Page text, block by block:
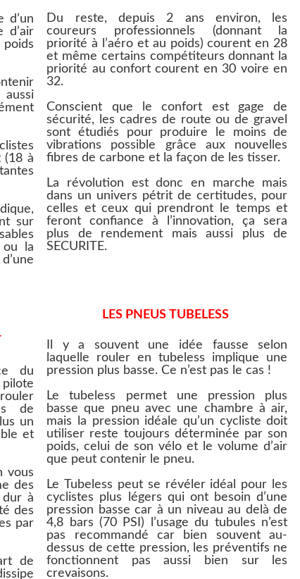
d’un
d’air
poids
(18 à
sur
ou la
du
de
un
et
vous
des
dur à
des
par
de
Du reste, depuis 2 ans environ, les
coureurs professionnels (donnant la
priorité à l’aéro et au poids) courent en 28
et même certains compétiteurs donnant la
priorité au confort courent en 30 voire en
32.
Conscient que le confort est gage de
sécurité, les cadres de route ou de gravel
sont étudiés pour produire le moins de
vibrations possible grâce aux nouvelles
ﬁbres de carbone et la façon de les tisser.
La révolution est donc en marche mais
dans un univers pétrit de certitudes, pour
celles et ceux qui prendront le temps et
feront conﬁance à l’innovation, ça sera
plus de rendement mais aussi plus de
SECURITE.
LES PNEUS TUBELESS
Il y a souvent une idée fausse selon
laquelle rouler en tubeless implique une
pression plus basse. Ce n’est pas le cas !
Le tubeless permet une pression plus
basse que pneu avec une chambre à air,
mais la pression idéale qu’un cycliste doit
utiliser reste toujours déterminée par son
poids, celui de son vélo et le volume d’air
que peut contenir le pneu.
Le Tubeless peut se révéler idéal pour les
cyclistes plus légers qui ont besoin d’une
pression basse car à un niveau au delà de
4,8 bars (70 PSI) l’usage du tubules n’est
pas recommandé car bien souvent au-
dessus de cette pression, les préventifs ne
fonctionnent pas aussi bien sur les
crevaisons.